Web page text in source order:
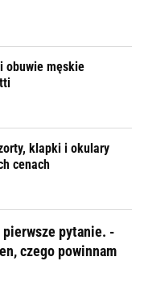
obuwie męskie
klapki i okulary
cenach
pytanie. -
czego powinnam